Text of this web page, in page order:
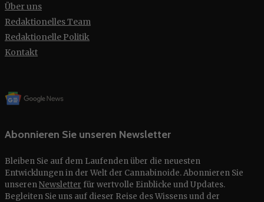
Über uns
Redaktionelles Team
Redaktionelle Politik
Kontakt
Abonnieren Sie unseren Newsletter
Bleiben Sie auf dem Laufenden über die neuesten
Entwicklungen in der Welt der Cannabinoide. Abonnieren Sie
unserenNewsletter für wertvolle Einblicke und Updates.
Begleiten Sie uns auf dieser Reise des Wissens und der